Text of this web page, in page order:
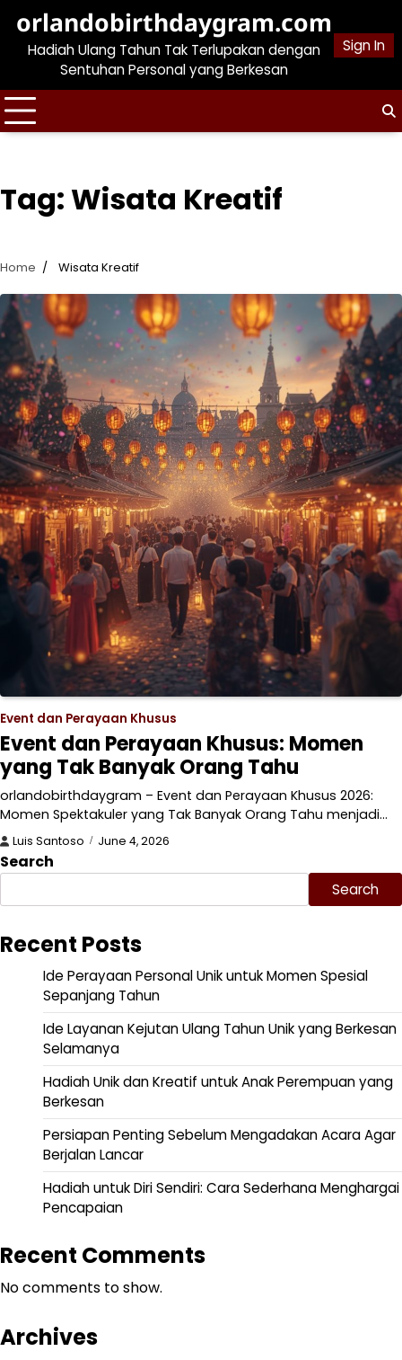
content
orlandobirthdaygram.com
Hadiah Ulang Tahun Tak Terlupakan dengan
Sentuhan Personal yang Berkesan
Sign In
Tag: Wisata Kreatif
Home Wisata Kreatif
Event dan Perayaan Khusus
Event dan Perayaan Khusus: Momen
yang Tak Banyak Orang Tahu
orlandobirthdaygram – Event dan Perayaan Khusus 2026:
Momen Spektakuler yang Tak Banyak Orang Tahu menjadi…
Luis Santoso June 4, 2026
Search
Search
Recent Posts
Ide Perayaan Personal Unik untuk Momen Spesial
Sepanjang Tahun
Ide Layanan Kejutan Ulang Tahun Unik yang Berkesan
Selamanya
Hadiah Unik dan Kreatif untuk Anak Perempuan yang
Berkesan
Persiapan Penting Sebelum Mengadakan Acara Agar
Berjalan Lancar
Hadiah untuk Diri Sendiri: Cara Sederhana Menghargai
Pencapaian
Recent Comments
No comments to show.
Archives